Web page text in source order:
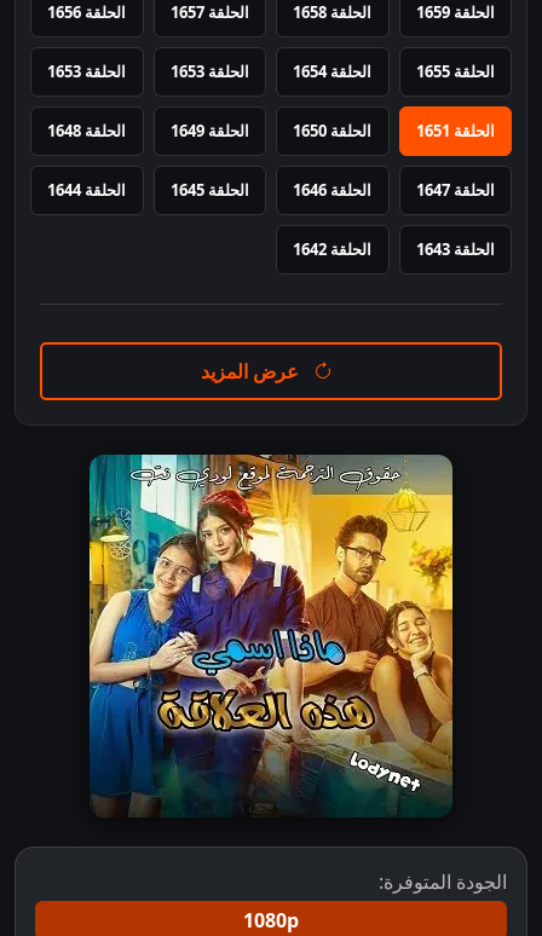
الحلقة 1659 الحلقة 1658 الحلقة 1657 الحلقة 1656
الحلقة 1655 الحلقة 1654 الحلقة 1653 الحلقة 1653
الحلقة 1651 الحلقة 1650 الحلقة 1649 الحلقة 1648
الحلقة 1647 الحلقة 1646 الحلقة 1645 الحلقة 1644
الحلقة 1643 الحلقة 1642
عرض المزيد
الجودة المتوفرة:
1080p